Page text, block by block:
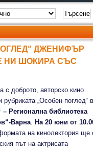
ДЖЕНИФЪР
НИ ШОКИРА СЪС
с доброто, авторско кино
рубриката „Особен поглед“ в
– Регионална библиотека
Варна. На 20 юни от
на кинолектория ще
път на актрисата